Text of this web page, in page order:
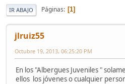
IR ABAJO Páginas 1
jlruiz55
Octubre 19, 2013, 06:25:20 PM
En los "Albergues Juveniles "
ellos los jóvenes o cualquier